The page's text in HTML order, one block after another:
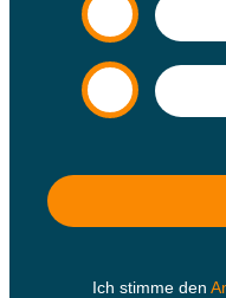
Ich stimme den